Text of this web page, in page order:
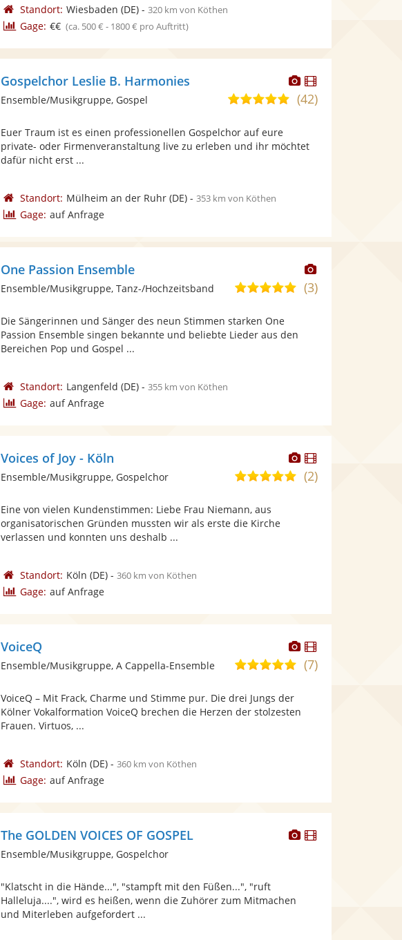
Standort: Wiesbaden (DE)- 320 km von Köthen
Gage: €€ (ca. 500 € - 1800 € pro Auftritt)
Dieser
Künstler
stellt
bereit.
Dieser
Künstler
Gospelchor Leslie B. Harmonies
5,0
Sternen
(42)
Ensemble/Musikgruppe, Gospel
Euer Traum ist es einen professionellen Gospelchor auf eure
private- oder Firmenveranstaltung live zu erleben und ihr möchtet
dafür nicht erst ...
Standort: Mülheim an der Ruhr(DE)- 353 km von Köthen
Gage: auf Anfrage
Dieser
Künstler
One Passion Ensemble
4,9
Sternen
(3)
Ensemble/Musikgruppe, Tanz-/Hochzeitsband
Die Sängerinnen und Sänger des neun Stimmen starken One
Passion Ensemble singen bekannte und beliebte Lieder aus den
Bereichen Pop und Gospel ...
Standort: Langenfeld (DE)- 355 km von Köthen
Gage: auf Anfrage
Dieser
Künstler
stellt
Dieser
Künstler
Voices of Joy - Köln
5,0(2)
Ensemble/Musikgruppe, Gospelchor
Eine von vielen Kundenstimmen: Liebe Frau Niemann, aus
organisatorischen Gründen mussten wir als erste die Kirche
verlassen und konnten uns deshalb ...
Standort: Köln (DE)- 360 km von Köthen
Gage: auf Anfrage
Dieser
Künstler
stellt
Dieser
Künstler
VoiceQ
4,9
Sternen
(7)
Ensemble/Musikgruppe, A Cappella-Ensemble
VoiceQ – Mit Frack, Charme und Stimme pur. Die drei Jungs der
Kölner Vokalformation VoiceQ brechen die Herzen der stolzesten
Frauen. Virtuos, ...
Standort: Köln (DE)- 360 km von Köthen
Gage: auf Anfrage
DieserDieser
The GOLDEN VOICES OF GOSPEL
Ensemble/Musikgruppe, Gospelchor
"Klatscht in die Hände...", "stampft mit den Füßen...", "ruft
Halleluja....", wird es heißen, wenn die Zuhörer zum Mitmachen
und Miterleben aufgefordert ...